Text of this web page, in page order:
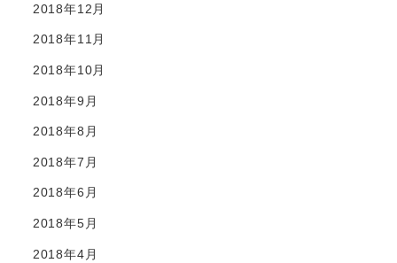
2018年12月
2018年11月
2018年10月
2018年9月
2018年8月
2018年7月
2018年6月
2018年5月
2018年4月